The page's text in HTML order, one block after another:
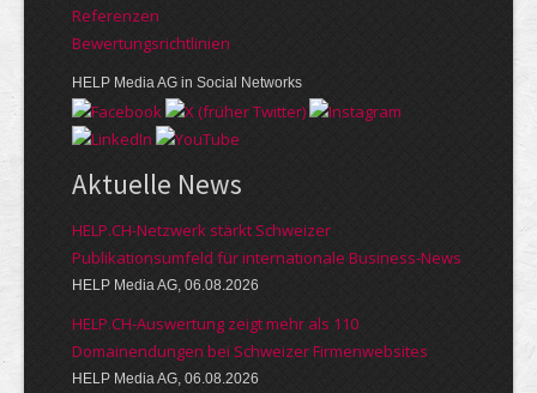
Referenzen
Bewer­tungs­richt­linien
HELP Media AG in Social Networks
Aktuelle News
HELP.CH-Netzwerk stärkt Schweizer
Publikationsumfeld für internationale Business-News
HELP Media AG, 06.08.2026
HELP.CH-Auswertung zeigt mehr als 110
Domainendungen bei Schweizer Firmenwebsites
HELP Media AG, 06.08.2026